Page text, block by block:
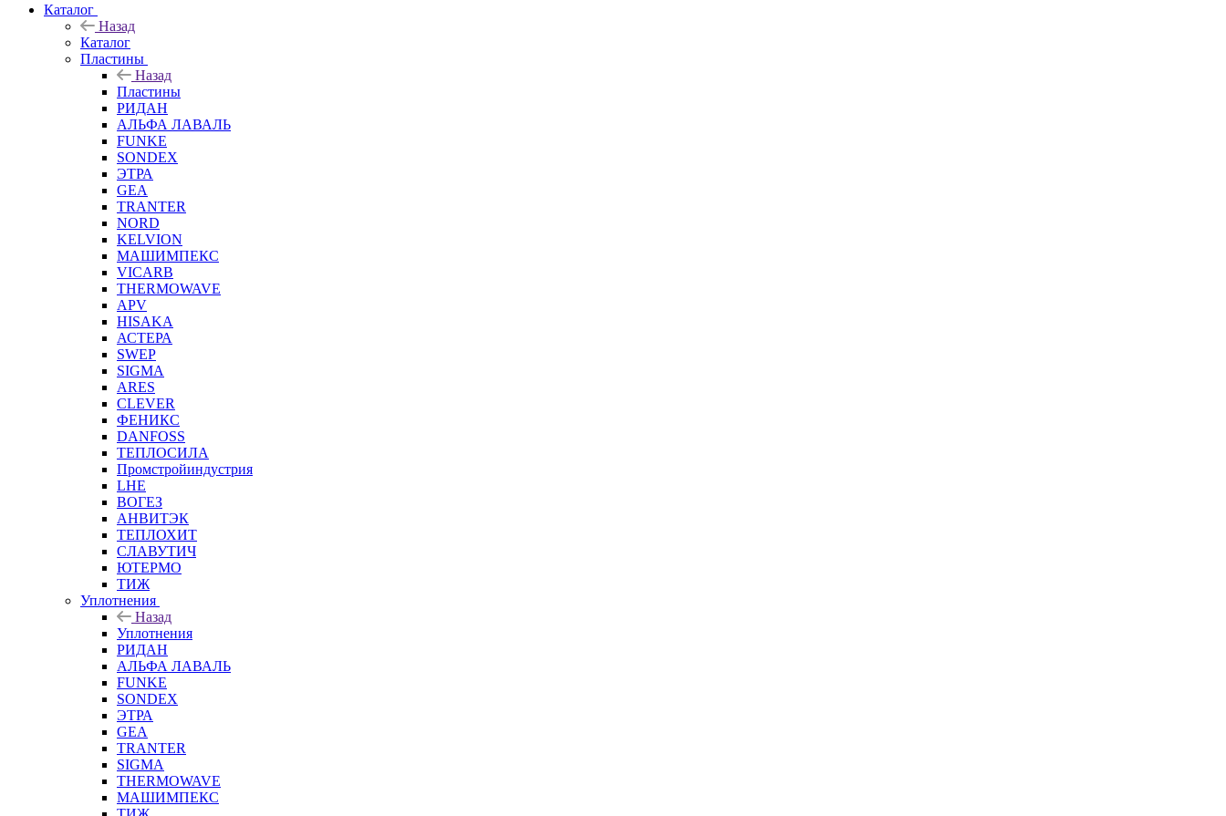
Каталог
Назад
Каталог
Пластины
Назад
Пластины
РИДАН
АЛЬФА ЛАВАЛЬ
FUNKE
SONDEX
ЭТРА
GEA
TRANTER
NORD
KELVION
МАШИМПЕКС
VICARB
THERMOWAVE
APV
HISAKA
АСТЕРА
SWEP
SIGMA
ARES
CLEVER
ФЕНИКС
DANFOSS
ТЕПЛОСИЛА
Промстройиндустрия
LHE
ВОГЕЗ
АНВИТЭК
ТЕПЛОХИТ
СЛАВУТИЧ
ЮТЕРМО
ТИЖ
Уплотнения
Назад
Уплотнения
РИДАН
АЛЬФА ЛАВАЛЬ
FUNKE
SONDEX
ЭТРА
GEA
TRANTER
SIGMA
THERMOWAVE
МАШИМПЕКС